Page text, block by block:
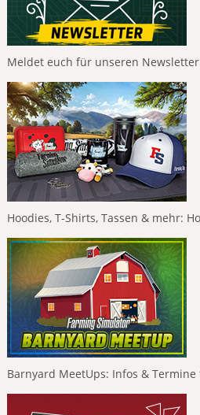
Meldet euch für unseren
Hoodies, T-Shirts, Tassen & mehr:
Barnyard MeetUps: Infos &